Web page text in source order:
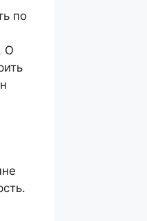
по
О